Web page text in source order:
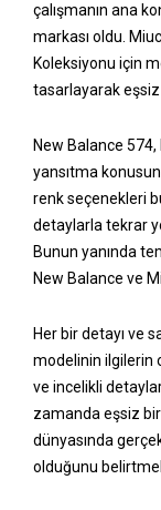
çalışmanın ana
markası oldu.
Koleksiyonu için
tasarlayarak
New Balance 574,
yansıtma
renk seçenekleri
detaylarla tekrar
Bunun yanında
New Balance ve
Her bir detayı ve
modelinin ilgilerin
ve incelikli
zamanda eşsiz
dünyasında
olduğunu